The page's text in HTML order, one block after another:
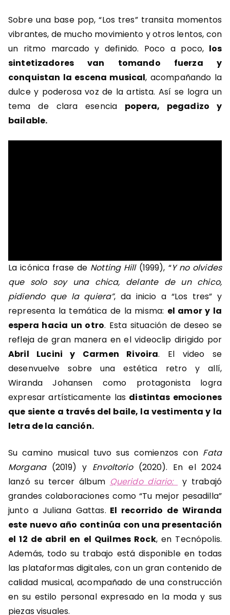
Sobre una base pop, “Los tres” transita momentos
vibrantes, de mucho movimiento y otros lentos, con
un ritmo marcado y definido. Poco a poco, los
sintetizadores van tomando fuerza y
conquistan la escena musical, acompañando la
dulce y poderosa voz de la artista. Así se logra un
tema de clara esencia popera, pegadizo y
bailable.
La icónica frase de Notting Hill (1999), “Y no olvides
que solo soy una chica, delante de un chico,
pidiendo que la quiera”, da inicio a “Los tres” y
representa la temática de la misma: el amor y la
espera hacia un otro. Esta situación de deseo se
refleja de gran manera en el videoclip dirigido por
Abril Lucini y Carmen Rivoira. El video se
desenvuelve sobre una estética retro y allí,
Wiranda Johansen como protagonista logra
expresar artísticamente las distintas emociones
que siente a través del baile, la vestimenta y la
letra de la canción.
Su camino musical tuvo sus comienzos con Fata
Morgana (2019) y Envoltorio (2020). En el 2024
lanzó su tercer álbum Querido diario:
y trabajó
grandes colaboraciones como “Tu mejor pesadilla”
junto a Juliana Gattas. El recorrido de Wiranda
este nuevo año continúa con una presentación
el 12 de abril en el Quilmes Rock, en Tecnópolis.
Además, todo su trabajo está disponible en todas
las plataformas digitales, con un gran contenido de
calidad musical, acompañado de una construcción
en su estilo personal expresado en la moda y sus
piezas visuales.